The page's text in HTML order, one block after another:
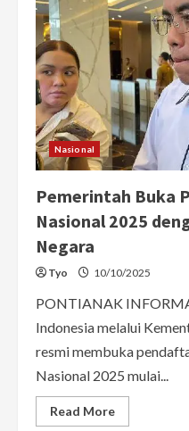
Nasional
Pemerintah Buka
Nasional 2025
Negara
Tyo 10/10/2025
PONTIANAK
Indonesia melalui
resmi membuka
Nasional 2025 mulai...
Read MoreRead
more